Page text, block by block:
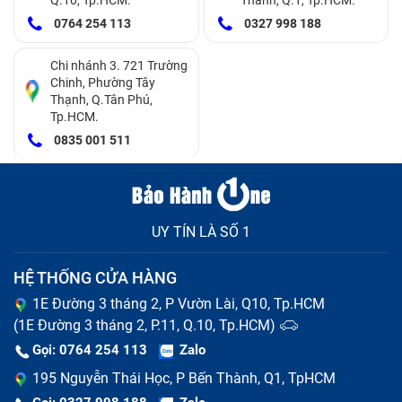
Thay màn hình nguyên bộ và thay mặt kính là hai khái
niệm dễ bị nhầm lẫn
Dấu hiệu cần thay màn hình Vivo Y17
0764 254 113
0327 998 188
Chi nhánh 3. 721 Trường
Chinh, Phường Tây
Thạnh, Q.Tân Phú,
Tp.HCM.
0835 001 511
UY TÍN LÀ SỐ 1
HỆ THỐNG CỬA HÀNG
1E Đường 3 tháng 2, P Vườn Lài, Q10, Tp.HCM
(1E Đường 3 tháng 2, P.11, Q.10, Tp.HCM)
Gọi: 0764 254 113 Zalo
195 Nguyễn Thái Học, P Bến Thành, Q1, TpHCM